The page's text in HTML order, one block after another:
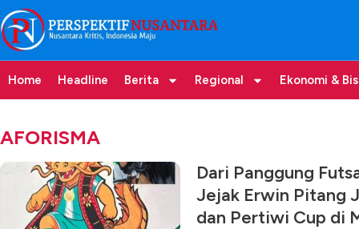
Home Headline Berita Regional Ekonomi &
AFORISMA
Dari Panggung
Jejak Erwin Pitang
dan Pertiwi Cup di